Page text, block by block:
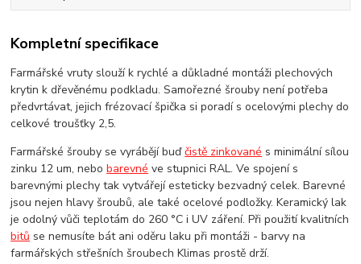
Kompletní specifikace
Farmářské vruty slouží k rychlé a důkladné montáži plechových
krytin k dřevěnému podkladu. Samořezné šrouby není potřeba
předvrtávat, jejich frézovací špička si poradí s ocelovými plechy do
celkové troušťky 2,5.
Farmářské šrouby se vyrábějí buďčistě zinkované s minimální sílou
zinku 12 um, nebobarevné ve stupnici RAL. Ve spojení s
barevnými plechy tak vytvářejí esteticky bezvadný celek. Barevné
jsou nejen hlavy šroubů, ale také ocelové podložky. Keramický lak
je odolný vůči teplotám do 260 °C i UV záření. Při použití kvalitních
bitů se nemusíte bát ani oděru laku při montáži - barvy na
farmářských střešních šroubech Klimas prostě drží.